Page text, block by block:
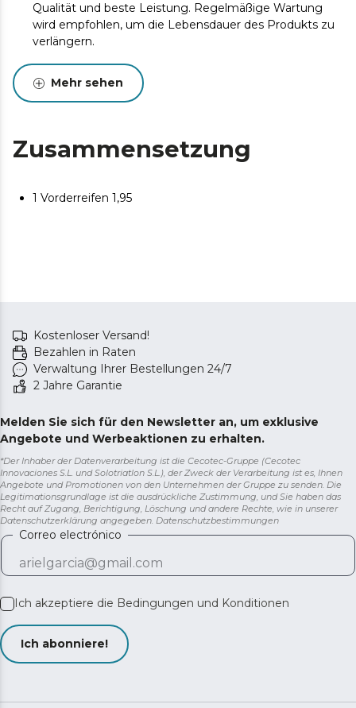
Qualität und beste Leistung. Regelmäßige Wartung
wird empfohlen, um die Lebensdauer des Produkts zu
verlängern.
Mehr sehen
Zusammensetzung
1 Vorderreifen 1,95
Kostenloser Versand!
Bezahlen in Raten
Verwaltung Ihrer Bestellungen 24/7
2 Jahre Garantie
Melden Sie sich für den Newsletter an, um exklusive
Angebote und Werbeaktionen zu erhalten.
*Der Inhaber der Datenverarbeitung ist die Cecotec-Gruppe (Cecotec
Innovaciones S.L. und Solotriatlon S.L.), der Zweck der Verarbeitung ist es, Ihnen
Angebote und Promotionen von den Unternehmen der Gruppe zu senden. Die
Legitimationsgrundlage ist die ausdrückliche Zustimmung, und Sie haben das
Recht auf Zugang, Berichtigung, Löschung und andere Rechte, wie in unserer
Datenschutzerklärung angegeben. Datenschutzbestimmungen
Correo electrónico
Ich akzeptiere die Bedingungen und Konditionen
Ich abonniere!